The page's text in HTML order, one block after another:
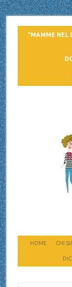
“MAMME NEL
HOME CHI